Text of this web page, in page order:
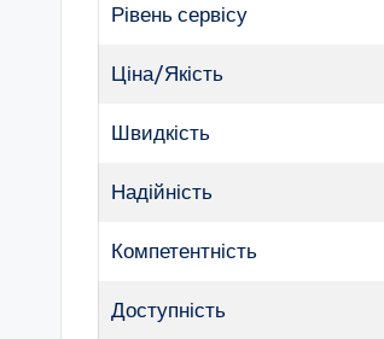
Рівень сервісу
Ціна/Якість
Швидкість
Надійність
Компетентність
Доступність